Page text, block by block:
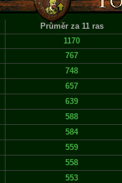
Průměr za 11 ras
1170
767
748
657
639
588
584
559
558
553